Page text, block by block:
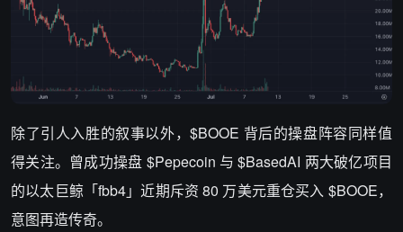
除了引人入胜的叙事以外，$BOOE 背后的操盘阵容同样值
得关注。曾成功操盘 $Pepecoin 与 $BasedAI 两大破亿项目
的以太巨鲸「fbb4」近期斥资 80 万美元重仓买入 $BOOE，
意图再造传奇。